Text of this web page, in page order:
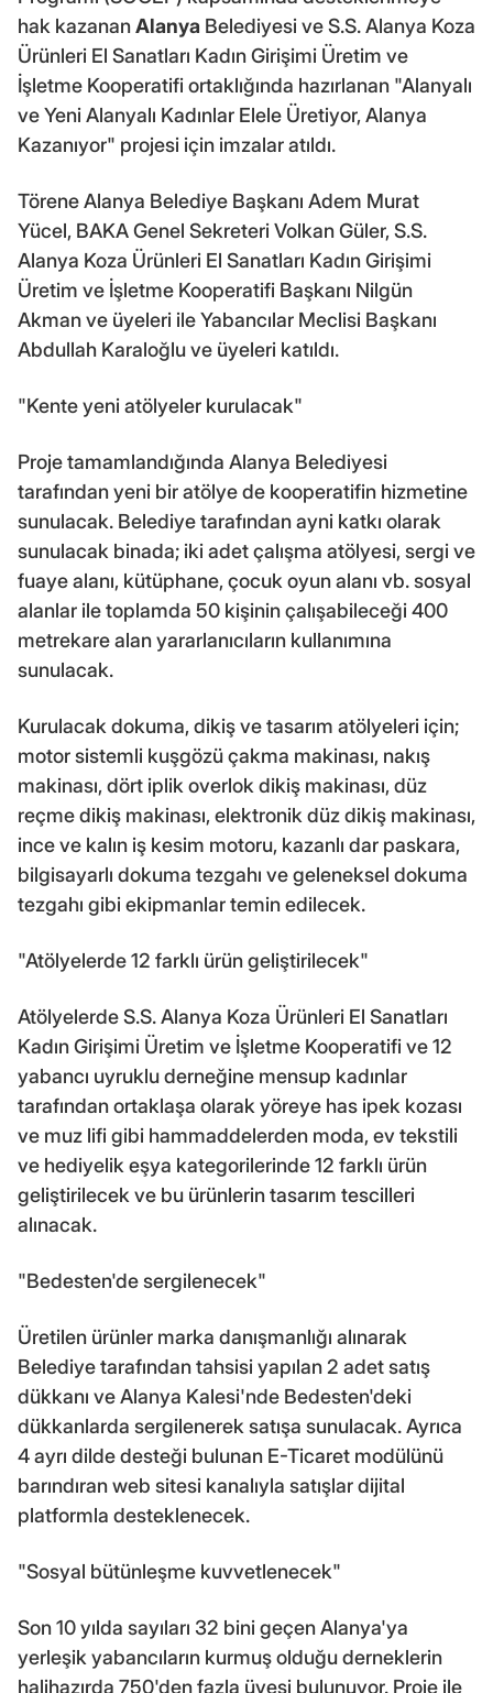
hak kazananAlanya Belediyesi ve S.S. Alanya Koza
Ürünleri El Sanatları Kadın Girişimi Üretim ve
İşletme Kooperatifi ortaklığında hazırlanan "Alanyalı
ve Yeni Alanyalı Kadınlar Elele Üretiyor, Alanya
Kazanıyor" projesi için imzalar atıldı.
Törene Alanya Belediye Başkanı Adem Murat
Yücel, BAKA Genel Sekreteri Volkan Güler, S.S.
Alanya Koza Ürünleri El Sanatları Kadın Girişimi
Üretim ve İşletme Kooperatifi Başkanı Nilgün
Akman ve üyeleri ile Yabancılar Meclisi Başkanı
Abdullah Karaloğlu ve üyeleri katıldı.
"Kente yeni atölyeler kurulacak"
Proje tamamlandığında Alanya Belediyesi
tarafından yeni bir atölye de kooperatifin hizmetine
sunulacak. Belediye tarafından ayni katkı olarak
sunulacak binada; iki adet çalışma atölyesi, sergi ve
fuaye alanı, kütüphane, çocuk oyun alanı vb. sosyal
alanlar ile toplamda 50 kişinin çalışabileceği 400
metrekare alan yararlanıcıların kullanımına
sunulacak.
Kurulacak dokuma, dikiş ve tasarım atölyeleri için;
motor sistemli kuşgözü çakma makinası, nakış
makinası, dört iplik overlok dikiş makinası, düz
reçme dikiş makinası, elektronik düz dikiş makinası,
ince ve kalın iş kesim motoru, kazanlı dar paskara,
bilgisayarlı dokuma tezgahı ve geleneksel dokuma
tezgahı gibi ekipmanlar temin edilecek.
"Atölyelerde 12 farklı ürün geliştirilecek"
Atölyelerde S.S. Alanya Koza Ürünleri El Sanatları
Kadın Girişimi Üretim ve İşletme Kooperatifi ve 12
yabancı uyruklu derneğine mensup kadınlar
tarafından ortaklaşa olarak yöreye has ipek kozası
ve muz lifi gibi hammaddelerden moda, ev tekstili
ve hediyelik eşya kategorilerinde 12 farklı ürün
geliştirilecek ve bu ürünlerin tasarım tescilleri
alınacak.
"Bedesten'de sergilenecek"
Üretilen ürünler marka danışmanlığı alınarak
Belediye tarafından tahsisi yapılan 2 adet satış
dükkanı ve Alanya Kalesi'nde Bedesten'deki
dükkanlarda sergilenerek satışa sunulacak. Ayrıca
4 ayrı dilde desteği bulunan E-Ticaret modülünü
barındıran web sitesi kanalıyla satışlar dijital
platformla desteklenecek.
"Sosyal bütünleşme kuvvetlenecek"
Son 10 yılda sayıları 32 bini geçen Alanya'ya
yerleşik yabancıların kurmuş olduğu derneklerin
halihazırda 750'den fazla üyesi bulunuyor. Proje ile